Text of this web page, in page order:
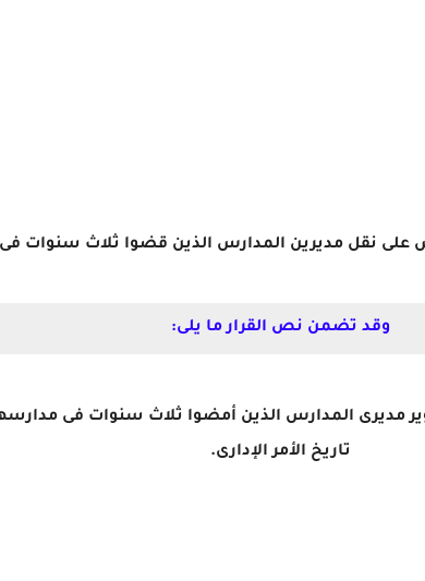
ينص على نقل مديرين المدارس الذين قضوا ثلاث
وقد تضمن نص القرار ما يلى:
مديرى المدارس الذين أمضوا ثلاث سنوات فى
تاريخ الأمر الإدارى.